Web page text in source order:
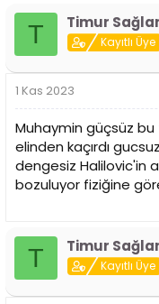
p
l
:
T Timur
Kayıtlı Üye
1 Kas 2023
Muhaymin güçsüz bu
elinden kaçırdı
dengesiz Halilovic'in
bozuluyor fiziğine
T Timur
Kayıtlı Üye